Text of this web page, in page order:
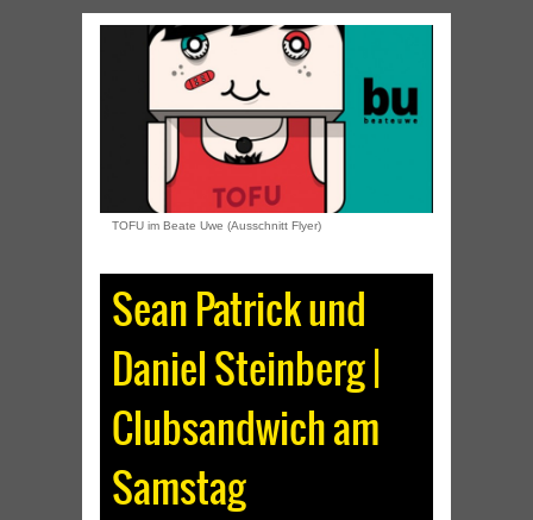
TOFU im Beate Uwe (Ausschnitt Flyer)
Sean Patrick und
Daniel Steinberg |
Clubsandwich am
Samstag